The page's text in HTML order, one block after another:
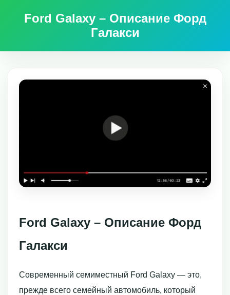
Ford Galaxy – Описание Форд
Галакси
Ford Galaxy – Описание Форд
Галакси
Современный семиместный Ford Galaxy — это,
прежде всего семейный автомобиль, который